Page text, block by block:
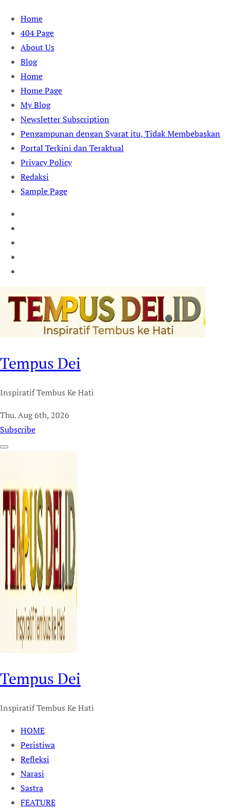
Skip
content
Home
404 Page
About Us
Blog
Home
Home Page
My Blog
Newsletter Subscription
Pengampunan dengan Syarat itu, Tidak Membebaskan
Portal Terkini dan Teraktual
Privacy Policy
Redaksi
Sample Page
Tempus Dei
Inspiratif Tembus Ke Hati
Thu. Aug 6th, 2026
Subscribe
Tempus Dei
Inspiratif Tembus Ke Hati
HOME
Peristiwa
Refleksi
Narasi
Sastra
FEATURE